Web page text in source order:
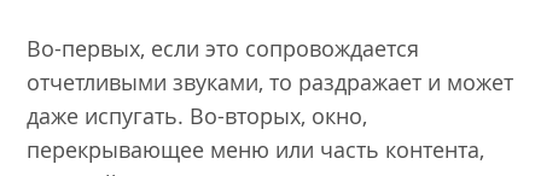
Во-первых, если это сопровождается
отчетливыми звуками, то раздражает и может
даже испугать. Во-вторых, окно,
перекрывающее меню или часть контента,